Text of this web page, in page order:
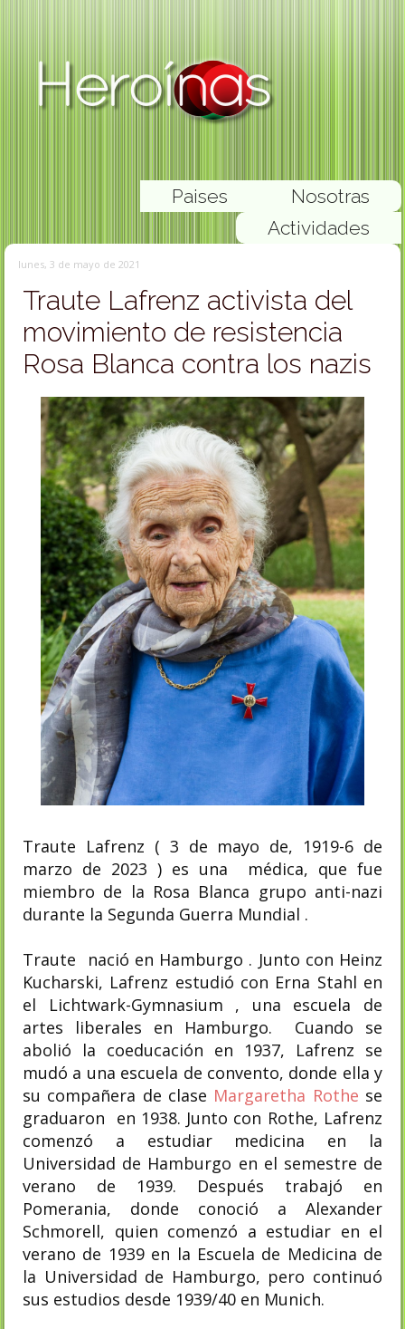
Nosotras
Paises
Actividades
lunes, 3 de mayo de 2021
Traute Lafrenz activista del
movimiento de resistencia
Rosa Blanca contra los nazis
Traute Lafrenz ( 3 de mayo de, 1919-6 de
marzo de 2023 ) es una médica, que fue
miembro de la Rosa Blanca grupo anti-nazi
durante la Segunda Guerra Mundial .
Traute nació en Hamburgo . Junto con Heinz
Kucharski, Lafrenz estudió con Erna Stahl en
el Lichtwark-Gymnasium , una escuela de
artes liberales en Hamburgo. Cuando se
abolió la coeducación en 1937, Lafrenz se
mudó a una escuela de convento, donde ella y
su compañera de clase Margaretha Rothe se
graduaron en 1938. Junto con Rothe, Lafrenz
comenzó a estudiar medicina en la
Universidad de Hamburgo en el semestre de
verano de 1939. Después trabajó en
Pomerania, donde conoció a Alexander
Schmorell, quien comenzó a estudiar en el
verano de 1939 en la Escuela de Medicina de
la Universidad de Hamburgo, pero continuó
sus estudios desde 1939/40 en Munich.